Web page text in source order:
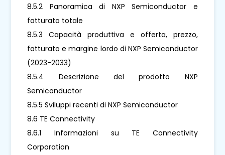
8.5.2 Panoramica di NXP Semiconductor e
fatturato totale
8.5.3 Capacità produttiva e offerta, prezzo,
fatturato e margine lordo di NXP Semiconductor
(2023-2033)
8.5.4 Descrizione del prodotto NXP
Semiconductor
8.5.5 Sviluppi recenti di NXP Semiconductor
8.6 TE Connectivity
8.6.1 Informazioni su TE Connectivity
Corporation